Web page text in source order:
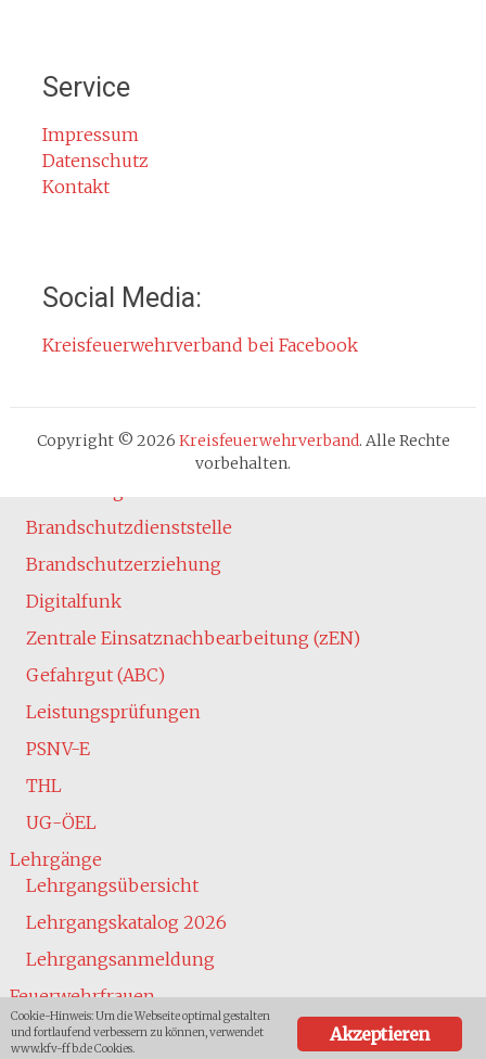
Rauchmelder
Rettungsgasse
Gefahr durch Kohlenmonoxid
Cookie-Hinweis
Atemschutz
Brandschutzdienststelle
Brandschutzerziehung
Digitalfunk
Zentrale Einsatznachbearbeitung (zEN)
Gefahrgut (ABC)
Leistungsprüfungen
PSNV-E
THL
UG-ÖEL
Lehrgänge
Lehrgangsübersicht
Lehrgangskatalog 2026
Lehrgangsanmeldung
Feuerwehrfrauen
Jugend
Service
Impressum
Datenschutz
Kontakt
Social Media:
Kreisfeuerwehrverband bei Facebook
Copyright © 2026 Kreisfeuerwehrverband. Alle Rechte
vorbehalten.
Akzeptieren
Cookie-Hinweis: Um die Webseite optimal gestalten
und fortlaufend verbessern zu können, verwendet
www.kfv-ffb.de Cookies.